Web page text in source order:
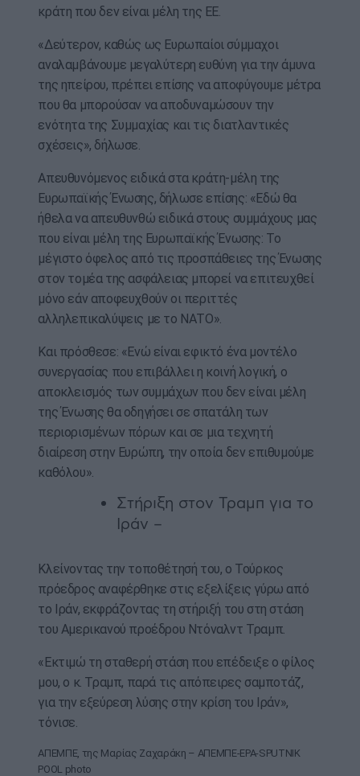
κράτη που δεν είναι μέλη της ΕΕ.
«Δεύτερον, καθώς ως Ευρωπαίοι σύμμαχοι
αναλαμβάνουμε μεγαλύτερη ευθύνη για την άμυνα
της ηπείρου, πρέπει επίσης να αποφύγουμε μέτρα
που θα μπορούσαν να αποδυναμώσουν την
ενότητα της Συμμαχίας και τις διατλαντικές
σχέσεις», δήλωσε.
Απευθυνόμενος ειδικά στα κράτη-μέλη της
Ευρωπαϊκής Ένωσης, δήλωσε επίσης: «Εδώ θα
ήθελα να απευθυνθώ ειδικά στους συμμάχους μας
που είναι μέλη της Ευρωπαϊκής Ένωσης: Το
μέγιστο όφελος από τις προσπάθειες της Ένωσης
στον τομέα της ασφάλειας μπορεί να επιτευχθεί
μόνο εάν αποφευχθούν οι περιττές
αλληλεπικαλύψεις με το ΝΑΤΟ».
Και πρόσθεσε: «Ενώ είναι εφικτό ένα μοντέλο
συνεργασίας που επιβάλλει η κοινή λογική, ο
αποκλεισμός των συμμάχων που δεν είναι μέλη
της Ένωσης θα οδηγήσει σε σπατάλη των
περιορισμένων πόρων και σε μια τεχνητή
διαίρεση στην Ευρώπη, την οποία δεν επιθυμούμε
καθόλου».
Στήριξη στον Τραμπ για το
Ιράν –
Κλείνοντας την τοποθέτησή του, ο Τούρκος
πρόεδρος αναφέρθηκε στις εξελίξεις γύρω από
το Ιράν, εκφράζοντας τη στήριξή του στη στάση
του Αμερικανού προέδρου Ντόναλντ Τραμπ.
«Εκτιμώ τη σταθερή στάση που επέδειξε ο φίλος
μου, ο κ. Τραμπ, παρά τις απόπειρες σαμποτάζ,
για την εξεύρεση λύσης στην κρίση του Ιράν»,
τόνισε.
ΑΠΕΜΠΕ, της Μαρίας Ζαχαράκη – ΑΠΕΜΠΕ-EPA-SPUTNIK
POOL photo